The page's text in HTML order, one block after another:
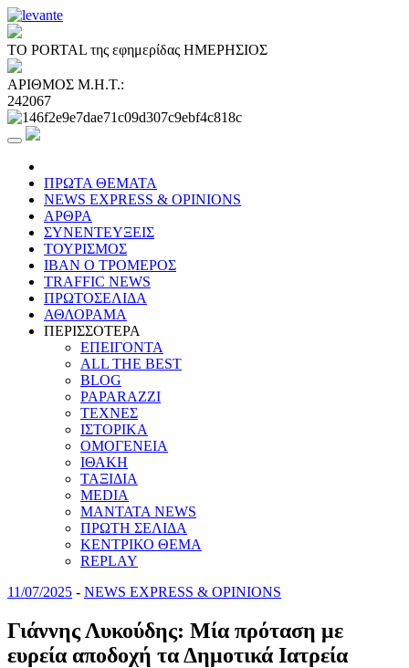
ΤΟ PORTAL της εφημερίδας ΗΜΕΡΗΣΙΟΣ
ΑΡΙΘΜΟΣ Μ.Η.Τ.:
242067
ΠΡΩΤΑ ΘΕΜΑΤΑ
NEWS EXPRESS & OPINIONS
ΑΡΘΡΑ
ΣΥΝΕΝΤΕΥΞΕΙΣ
ΤΟΥΡΙΣΜΟΣ
ΙΒΑΝ Ο ΤΡΟΜΕΡΟΣ
TRAFFIC NEWS
ΠΡΩΤΟΣΕΛΙΔΑ
ΑΘΛΟΡΑΜΑ
ΠΕΡΙΣΣΟΤΕΡΑ
ΕΠΕΙΓΟΝΤΑ
ALL THE BEST
BLOG
PAPARAZZI
ΤΕΧΝΕΣ
ΙΣΤΟΡΙΚΑ
ΟΜΟΓΕΝΕΙΑ
ΙΘΑΚΗ
ΤΑΞΙΔΙΑ
MEDIA
MANTATA NEWS
ΠΡΩΤΗ ΣΕΛΙΔΑ
ΚΕΝΤΡΙΚΟ ΘΕΜΑ
REPLAY
11/07/2025 - NEWS EXPRESS & OPINIONS
Γιάννης Λυκούδης: Μία πρόταση με
ευρεία αποδοχή τα Δημοτικά Ιατρεία